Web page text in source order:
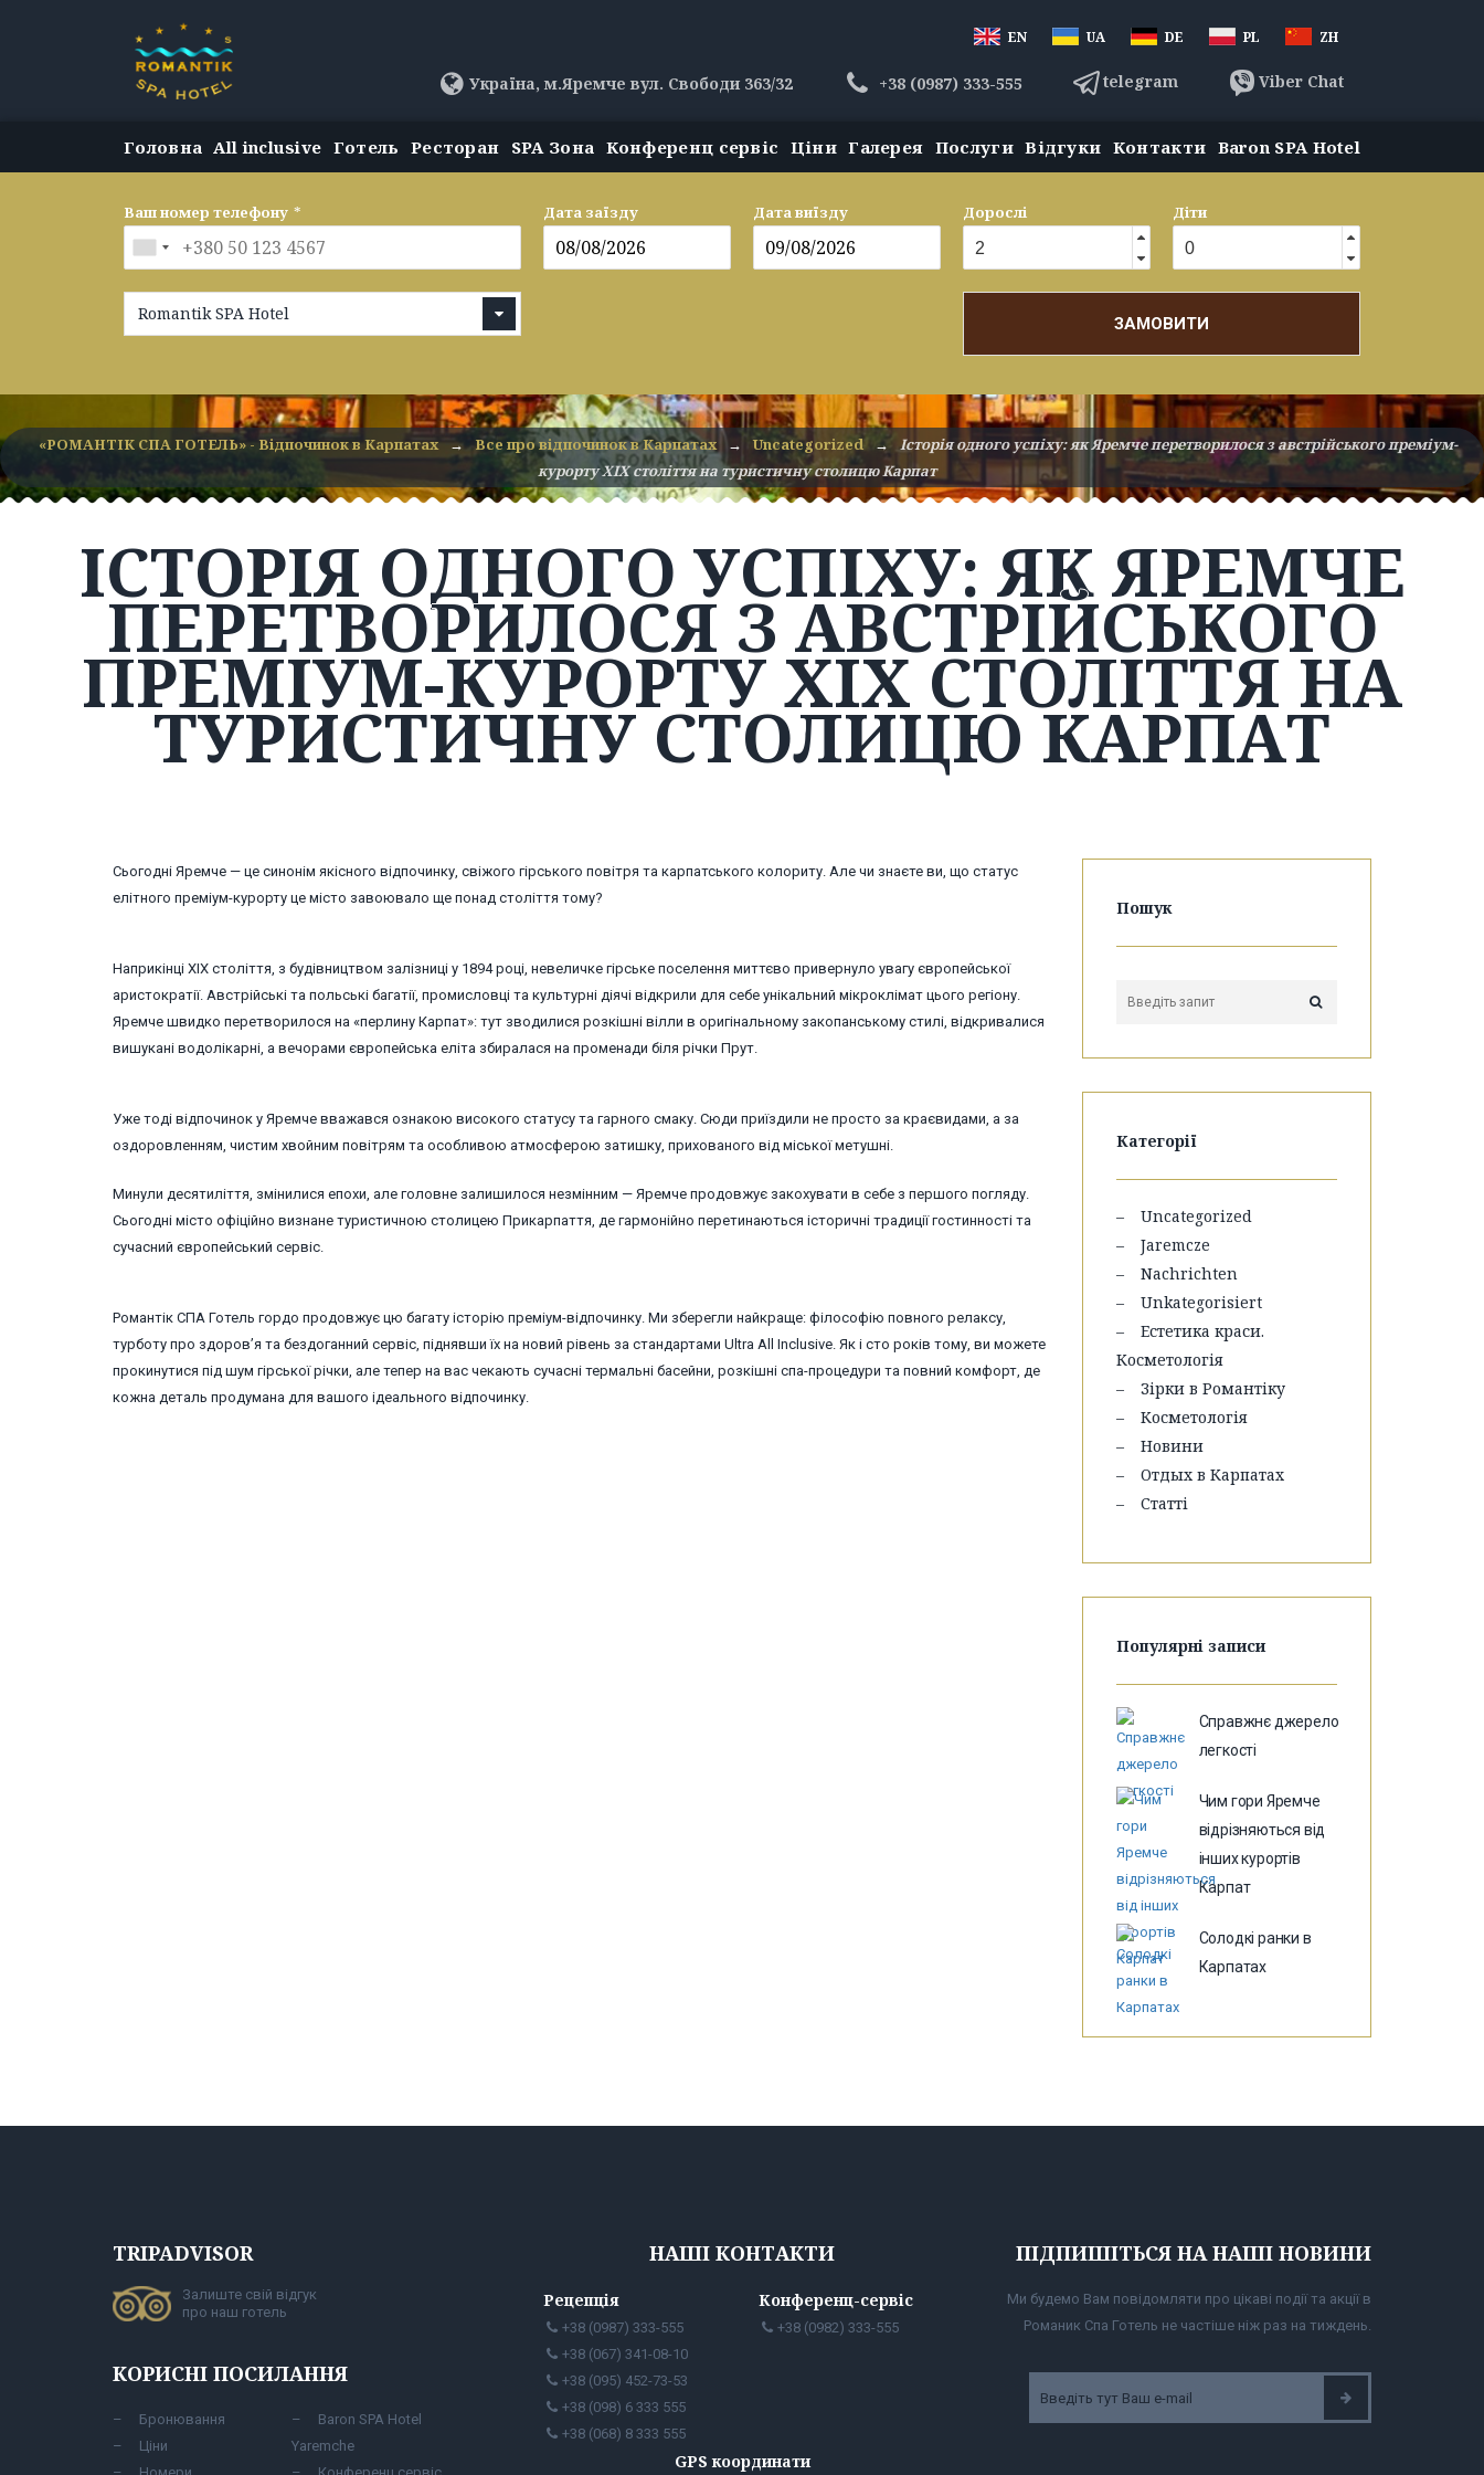
EN UA DE PL ZH
Україна, м.Яремче вул. Свободи 363/32 +38 (0987) 333-555 telegram Viber Chat
Головна All inclusive Готель Ресторан SPA Зона Конференц сервіс Ціни Галерея Послуги Відгуки Контакти Baron SPA Hotel
Ваш номер телефону *
Romantik SPA Hotel
Дата заїзду Дата виїзду Дорослі Діти
ЗАМОВИТИ
«РОМАНТІК СПА ГОТЕЛЬ» - Відпочинок в Карпатах → Все про відпочинок в Карпатах → Uncategorized →
Історія одного успіху: як Яремче перетворилося з австрійського преміум-
курорту XIX століття на туристичну столицю Карпат
ІСТОРІЯ ОДНОГО УСПІХУ: ЯК ЯРЕМЧЕ
ПЕРЕТВОРИЛОСЯ З АВСТРІЙСЬКОГО
ПРЕМІУМ-КУРОРТУ XIX СТОЛІТТЯ НА
ТУРИСТИЧНУ СТОЛИЦЮ КАРПАТ
Сьогодні Яремче — це синонім якісного відпочинку, свіжого гірського повітря та карпатського колориту. Але чи знаєте ви, що статус
елітного преміум-курорту це місто завоювало ще понад століття тому?
Наприкінці XIX століття, з будівництвом залізниці у 1894 році, невеличке гірське поселення миттєво привернуло увагу європейської
аристократії. Австрійські та польські багатії, промисловці та культурні діячі відкрили для себе унікальний мікроклімат цього регіону.
Яремче швидко перетворилося на «перлину Карпат»: тут зводилися розкішні вілли в оригінальному закопанському стилі, відкривалися
вишукані водолікарні, а вечорами європейська еліта збиралася на променади біля річки Прут.
Уже тоді відпочинок у Яремче вважався ознакою високого статусу та гарного смаку. Сюди приїздили не просто за краєвидами, а за
оздоровленням, чистим хвойним повітрям та особливою атмосферою затишку, прихованого від міської метушні.
Минули десятиліття, змінилися епохи, але головне залишилося незмінним — Яремче продовжує закохувати в себе з першого погляду.
Сьогодні місто офіційно визнане туристичною столицею Прикарпаття, де гармонійно перетинаються історичні традиції гостинності та
сучасний європейський сервіс.
Романтік СПА Готель гордо продовжує цю багату історію преміум-відпочинку. Ми зберегли найкраще: філософію повного релаксу,
турботу про здоров’я та бездоганний сервіс, піднявши їх на новий рівень за стандартами Ultra All Inclusive. Як і сто років тому, ви можете
прокинутися під шум гірської річки, але тепер на вас чекають сучасні термальні басейни, розкішні спа-процедури та повний комфорт, де
кожна деталь продумана для вашого ідеального відпочинку.
Пошук
Категорії
Uncategorized
Jaremcze
Nachrichten
Unkategorisiert
Естетика краси.
Косметологія
Зірки в Романтіку
Косметологія
Новини
Отдых в Карпатах
Статті
Популярні записи
Справжнє джерело
легкості
Чим гори Яремче
відрізняються від
інших курортів
Карпат
Солодкі ранки в
Карпатах
TRIPADVISOR
Залиште свій відгук
про наш готель
КОРИСНІ ПОСИЛАННЯ
Бронювання
Ціни
Baron SPA Hotel
Yaremche
НАШІ КОНТАКТИ
Рецепція
+38 (0987) 333-555
+38 (067) 341-08-10
+38 (095) 452-73-53
+38 (098) 6 333 555
+38 (068) 8 333 555
Конференц-сервіс
+38 (0982) 333-555
GPS координати
ПІДПИШІТЬСЯ НА НАШІ НОВИНИ
Ми будемо Вам повідомляти про цікаві події та акції в
Романик Спа Готель не частіше ніж раз на тиждень.